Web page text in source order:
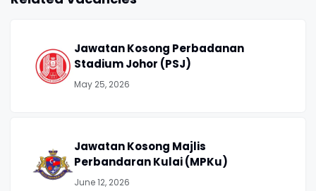
Jawatan Kosong Perbadanan
Stadium Johor (PSJ)
May 25, 2026
Jawatan Kosong Majlis
Perbandaran Kulai (MPKu)
June 12, 2026